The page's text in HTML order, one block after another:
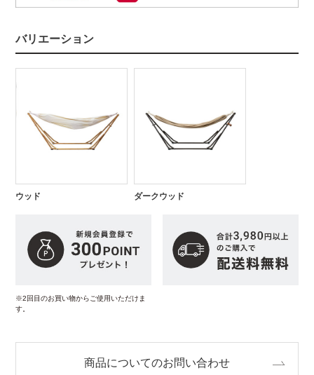
バリエーション
ウッド ダークウッド
※2回目のお買い物からご使用いただけま
す。
商品についてのお問い合わせ